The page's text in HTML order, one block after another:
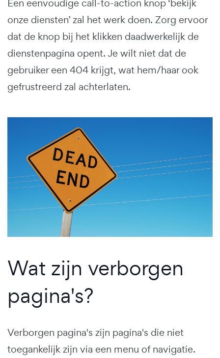
Een eenvoudige call-to-action knop ‘bekijk
onze diensten’ zal het werk doen. Zorg ervoor
dat de knop bij het klikken daadwerkelijk de
dienstenpagina opent. Je wilt niet dat de
gebruiker een 404 krijgt, wat hem/haar ook
gefrustreerd zal achterlaten.
Wat zijn verborgen
pagina's?
Verborgen pagina's zijn pagina's die niet
toegankelijk zijn via een menu of navigatie.